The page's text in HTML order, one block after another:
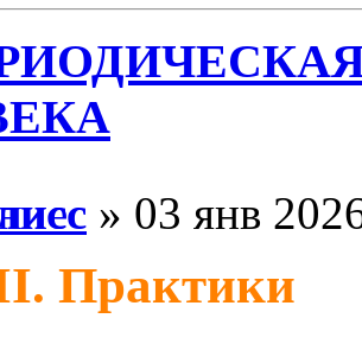
» 03 янв
Практики